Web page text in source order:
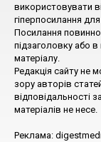
використовувати
гіперпосилання
Посилання
підзаголовку або
матеріалу.
Редакція сайту не
зору авторів
відповідальності
матеріалів не несе.
Реклама: